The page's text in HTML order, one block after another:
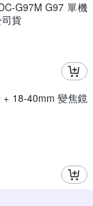
G97M G97 單機
貨
+ 18-40mm 變焦鏡